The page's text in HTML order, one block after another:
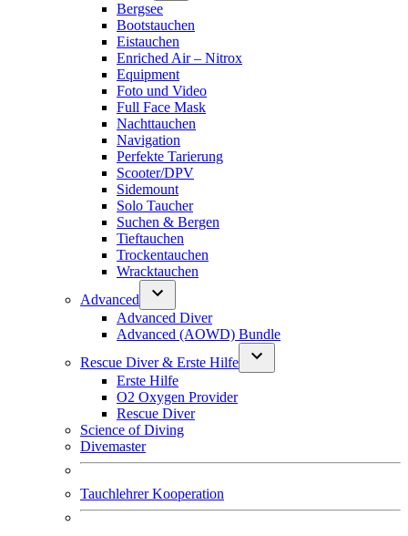
Bergsee
Bootstauchen
Eistauchen
Enriched Air – Nitrox
Equipment
Foto und Video
Full Face Mask
Nachttauchen
Navigation
Perfekte Tarierung
Scooter/DPV
Sidemount
Solo Taucher
Suchen & Bergen
Tieftauchen
Trockentauchen
Wracktauchen
Advanced
Advanced Diver
Advanced (AOWD) Bundle
Rescue Diver & Erste Hilfe
Erste Hilfe
O2 Oxygen Provider
Rescue Diver
Science of Diving
Divemaster
Tauchlehrer Kooperation